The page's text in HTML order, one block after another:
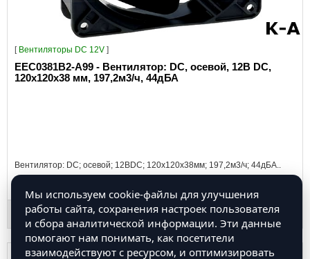
[ Вентиляторы DC 12V ]
EEC0381B2-A99 - Вентилятор: DC, осевой, 12В DC,
120x120x38 мм, 197,2м3/ч, 44дБА
Вентилятор: DC; осевой; 12ВDC; 120x120x38мм; 197,2м3/ч; 44дБА..
Мы используем cookie-файлы для улучшения
работы сайта, сохранения настроек пользователя
и сбора аналитической информации. Эти данные
помогают нам понимать, как посетители
взаимодействуют с ресурсом, и оптимизировать